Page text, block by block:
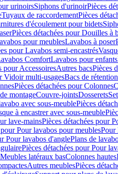
urinoirsSiphons d'urinoirPièces
Tuyaux de raccordementPièces
d'écoulement pour bidets
Pièces détachées pour Douilles à
pour meublesLavabos à poser
pour Lavabos semi-encastrés
ComfortLavabos pour enfants
pour AccessoiresAutres bacsPièces
Vidoir multi-usagesBacs de
Pièces détachées pour Colonnes
montageCouvre-jointsDosserets
avec sous-meublePièces
à encastrer avec sous-meuble
lave-mainsPièces détachées pour
Pour lavabos pour meublesPour
Pour lavabos d'anglePlans de
Pièces détachées pour Pour
latéraux basColonnes hautes
Autres meublesPièces